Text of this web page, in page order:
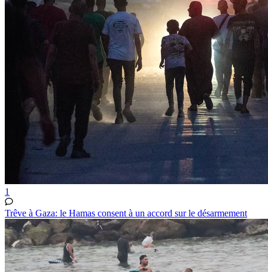
1
Trêve à Gaza: le Hamas consent à un accord sur le désarmement